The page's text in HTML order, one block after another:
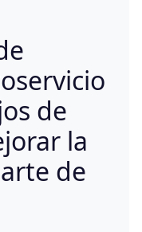
de
la
de